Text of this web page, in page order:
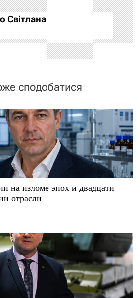
Світлана
сподобатися
на изломе эпох и двадцати
отрасли